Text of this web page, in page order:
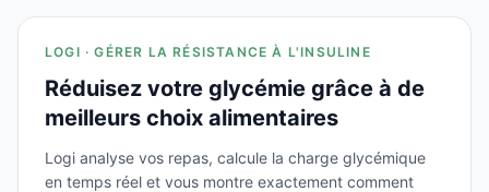
LOGI · GÉRER LA RÉSISTANCE À L'INSULINE
Réduisez votre glycémie grâce à de
meilleurs choix alimentaires
Logi analyse vos repas, calcule la charge glycémique
en temps réel et vous montre exactement comment